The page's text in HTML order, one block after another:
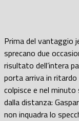
Prima del vantaggio
sprecano due
risultato dell’intera
porta arriva in
colpisce e nel
dalla distanza:
non inquadra lo